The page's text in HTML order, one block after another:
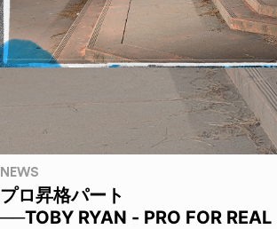
NEWS
プロ昇格パート
──TOBY RYAN - PRO FOR REAL